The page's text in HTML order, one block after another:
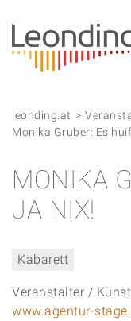
leonding.at
Monika Gruber: Es
MONIKA
JA NIX!
Kabarett
Veranstalter /
www.agentur-